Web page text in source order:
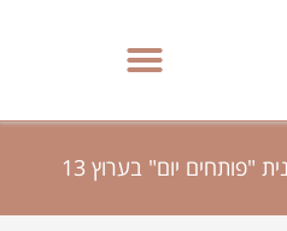
בתכנית "פותחים יום" בערוץ 13